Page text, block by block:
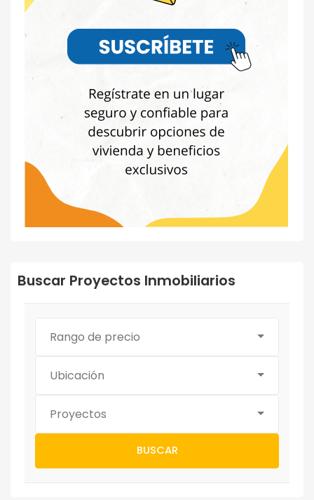
Buscar Proyectos Inmobiliarios
Rango de precio
Ubicación
Proyectos
BUSCAR